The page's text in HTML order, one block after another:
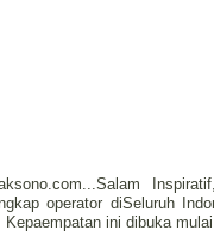
operator diSeluruh
Kepaempatan ini dibuka